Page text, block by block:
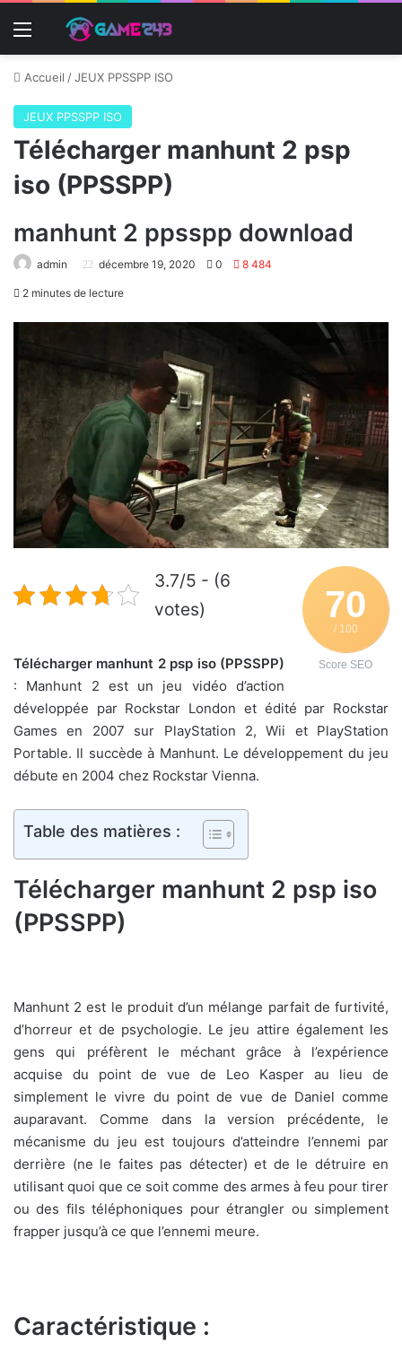
Menu
Accueil /JEUX PPSSPP ISO
JEUX PPSSPP ISO
Télécharger manhunt 2 psp
iso (PPSSPP)
manhunt 2 ppsspp download
admin décembre 19, 2020 0 8 484
2 minutes de lecture
70
/ 100
Score SEO
3.7/5 - (6
votes)
Télécharger manhunt 2 psp iso (PPSSPP)
: Manhunt 2 est un jeu vidéo d’action
développée par Rockstar London et édité par Rockstar
Games en 2007 sur PlayStation 2, Wii et PlayStation
Portable. Il succède à Manhunt. Le développement du jeu
débute en 2004 chez Rockstar Vienna.
Table des matières :
Télécharger manhunt 2 psp iso
(PPSSPP)
Manhunt 2 est le produit d’un mélange parfait de furtivité,
d’horreur et de psychologie. Le jeu attire également les
gens qui préfèrent le méchant grâce à l’expérience
acquise du point de vue de Leo Kasper au lieu de
simplement le vivre du point de vue de Daniel comme
auparavant. Comme dans la version précédente, le
mécanisme du jeu est toujours d’atteindre l’ennemi par
derrière (ne le faites pas détecter) et de le détruire en
utilisant quoi que ce soit comme des armes à feu pour tirer
ou des fils téléphoniques pour étrangler ou simplement
frapper jusqu’à ce que l’ennemi meure.
Caractéristique :